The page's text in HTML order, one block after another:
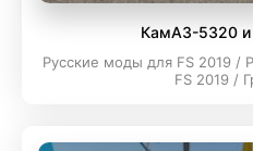
КамАЗ-5320
Русские моды для FS 2019 /
FS 2019 /